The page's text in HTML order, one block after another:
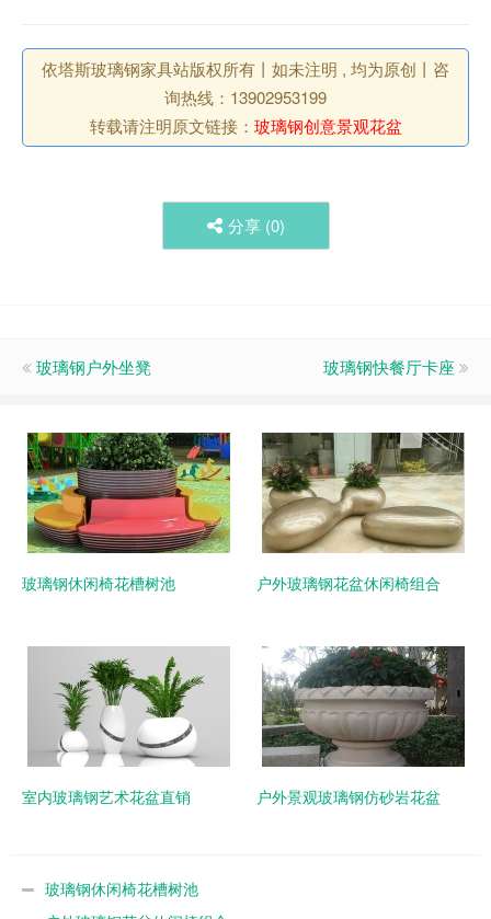
依塔斯玻璃钢家具站版权所有丨如未注明 , 均为原创丨咨
询热线：13902953199
转载请注明原文链接： 玻璃钢创意景观花盆
分享 (0)
玻璃钢户外坐凳 玻璃钢快餐厅卡座
玻璃钢休闲椅花槽树池 户外玻璃钢花盆休闲椅组合
室内玻璃钢艺术花盆直销 户外景观玻璃钢仿砂岩花盆
玻璃钢休闲椅花槽树池